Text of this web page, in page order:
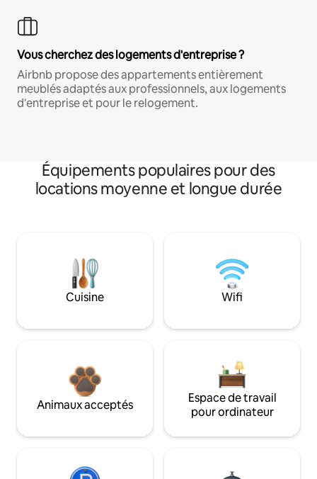
Vous cherchez des logements d'entreprise ?
Airbnb propose des appartements entièrement
meublés adaptés aux professionnels, aux logements
d'entreprise et pour le relogement.
Équipements populaires pour des
locations moyenne et longue durée
Cuisine Wifi
Animaux acceptés
Espace de travail
pour ordinateur